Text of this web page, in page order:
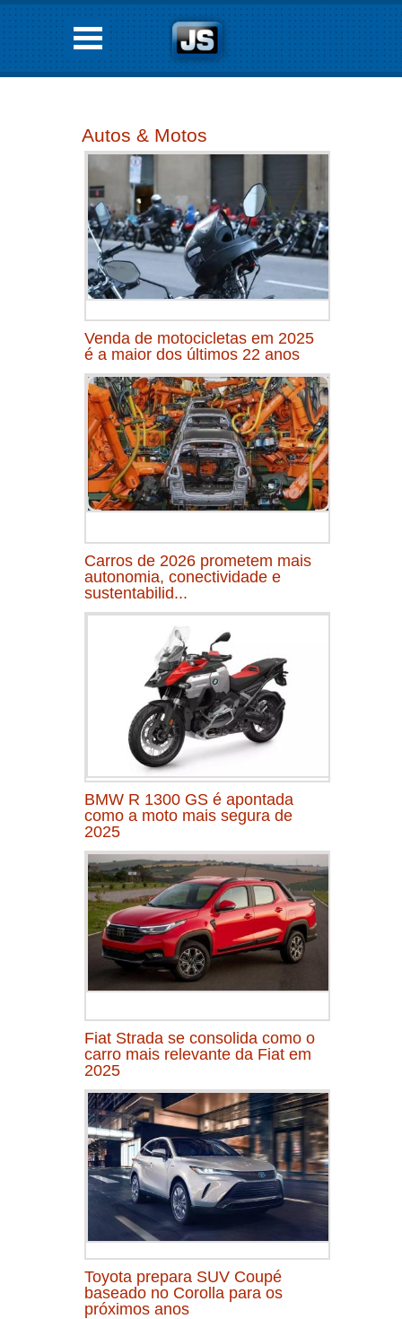
Autos & Motos
Venda de motocicletas em 2025
é a maior dos últimos 22 anos
Carros de 2026 prometem mais
autonomia, conectividade e
sustentabilid...
BMW R 1300 GS é apontada
como a moto mais segura de
2025
Fiat Strada se consolida como o
carro mais relevante da Fiat em
2025
Toyota prepara SUV Coupé
baseado no Corolla para os
próximos anos